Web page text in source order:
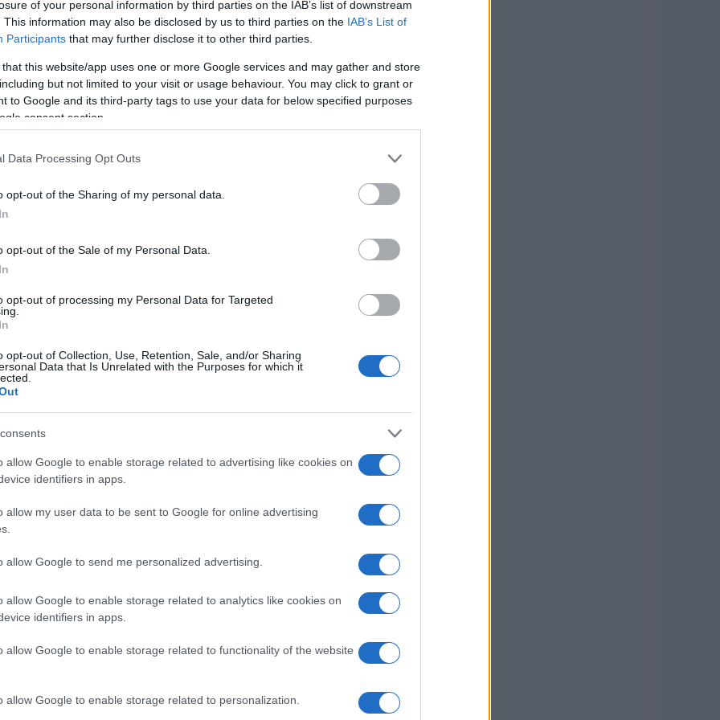
of your personal information by third parties on the IAB’s list of downstream
This information may also be disclosed by us to third parties on the IAB’s List of
Participants that may further disclose it to other third parties.
that this website/app uses one or more Google services and may gather and store
but not limited to your visit or usage behaviour. You may click to grant or
to Google and its third-party tags to use your data for below specified purposes
consent section.
Data Processing Opt Outs
opt-out of the Sharing of my personal data.
opt-out of the Sale of my Personal Data.
opt-out of processing my Personal Data for Targeted
opt-out of Collection, Use, Retention, Sale, and/or Sharing
Data that Is Unrelated with the Purposes for which it
allow Google to enable storage related to advertising like cookies on
identifiers in apps.
allow my user data to be sent to Google for online advertising
allow Google to send me personalized advertising.
allow Google to enable storage related to analytics like cookies on
identifiers in apps.
allow Google to enable storage related to functionality of the website
allow Google to enable storage related to personalization.
e appassionati di avventure all’aria
Novara è un autentico scrigno di biodiversità.
alla cima, ospitano una varietà di specie
a elementi appenninici. Questo
tra cui il gatto selvatico, la volpe e il
avvistare falchi pellegrini, poiane e diverse
indimenticabile. La ricchezza di
di grande interesse per studiosi e
non perdere
pittoresco borgo di Novara di Sicilia, un
la sua atmosfera storica. Attraverso